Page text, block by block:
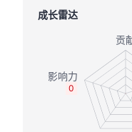
成长雷达
0